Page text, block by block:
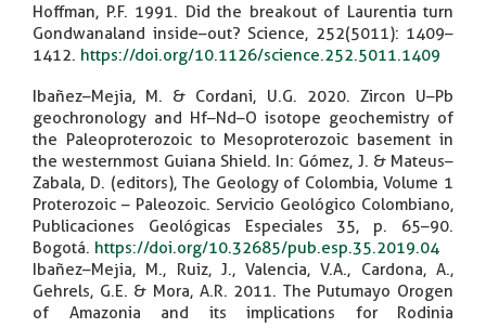
Hoffman, P.F. 1991. Did the breakout of Laurentia turn
Gondwanaland inside–out? Science, 252(5011): 1409–
1412. https://doi.org/10.1126/science.252.5011.1409
Ibañez–Mejia, M. & Cordani, U.G. 2020. Zircon U–Pb
geochronology and Hf–Nd–O isotope geochemistry of
the Paleoproterozoic to Mesoproterozoic basement in
the westernmost Guiana Shield. In: Gómez, J. & Mateus–
Zabala, D. (editors), The Geology of Colombia, Volume 1
Proterozoic – Paleozoic. Servicio Geológico Colombiano,
Publicaciones Geológicas Especiales 35, p. 65–90.
Bogotá. https://doi.org/10.32685/pub.esp.35.2019.04
Ibañez–Mejia, M., Ruiz, J., Valencia, V.A., Cardona, A.,
Gehrels, G.E. & Mora, A.R. 2011. The Putumayo Orogen
of Amazonia and its implications for Rodinia